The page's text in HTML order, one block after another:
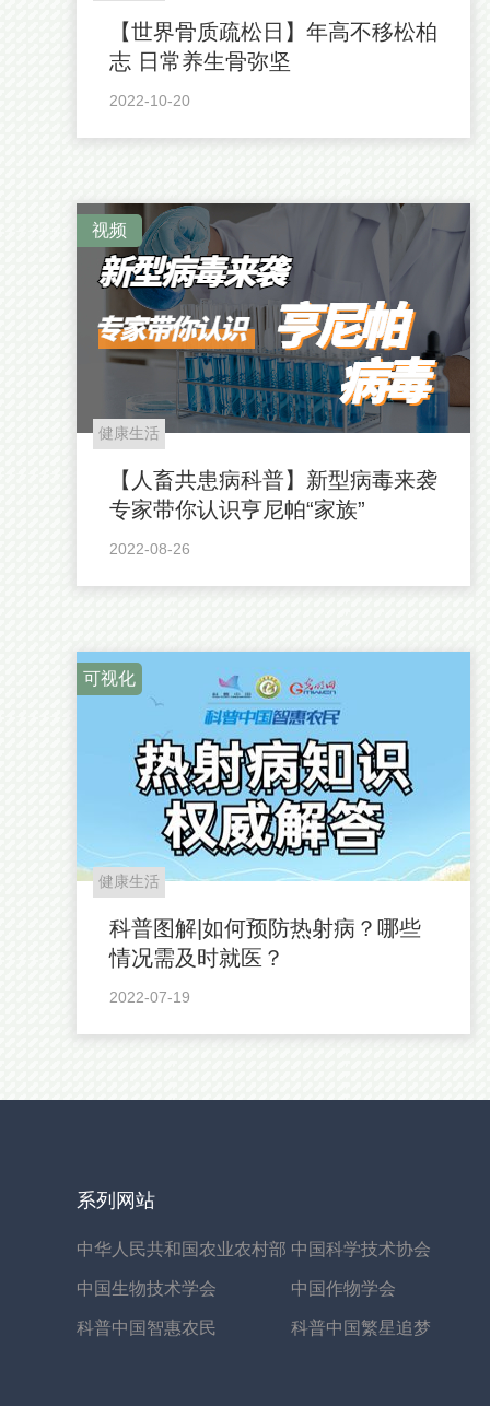
【世界骨质疏松日】年高不移松柏
志 日常养生骨弥坚
2022-10-20
视频
健康生活
【人畜共患病科普】新型病毒来袭
专家带你认识亨尼帕“家族”
2022-08-26
可视化
健康生活
科普图解|如何预防热射病？哪些
情况需及时就医？
2022-07-19
系列网站
中华人民共和国农业农村部 中国科学技术协会
中国生物技术学会 中国作物学会
科普中国智惠农民 科普中国繁星追梦